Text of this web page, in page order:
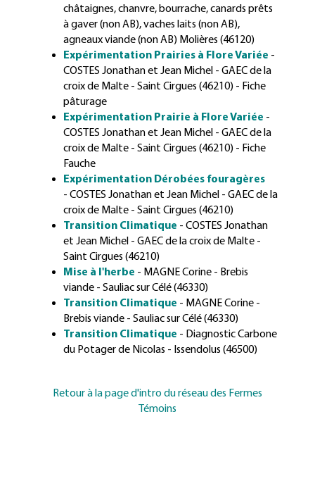
châtaignes, chanvre, bourrache, canards prêts
à gaver (non AB), vaches laits (non AB),
agneaux viande (non AB) Molières (46120)
Expérimentation Prairies à Flore Variée -
COSTES Jonathan et Jean Michel - GAEC de la
croix de Malte - Saint Cirgues (46210) - Fiche
pâturage
Expérimentation Prairie à Flore Variée -
COSTES Jonathan et Jean Michel - GAEC de la
croix de Malte - Saint Cirgues (46210) - Fiche
Fauche
Expérimentation Dérobées fouragères
- COSTES Jonathan et Jean Michel - GAEC de la
croix de Malte - Saint Cirgues (46210)
Transition Climatique - COSTES Jonathan
et Jean Michel - GAEC de la croix de Malte -
Saint Cirgues (46210)
Mise à l'herbe - MAGNE Corine - Brebis
viande - Sauliac sur Célé (46330)
Transition Climatique - MAGNE Corine -
Brebis viande - Sauliac sur Célé (46330)
Transition Climatique - Diagnostic Carbone
du Potager de Nicolas - Issendolus (46500)
Retour à la page d'intro du réseau des Fermes
Témoins